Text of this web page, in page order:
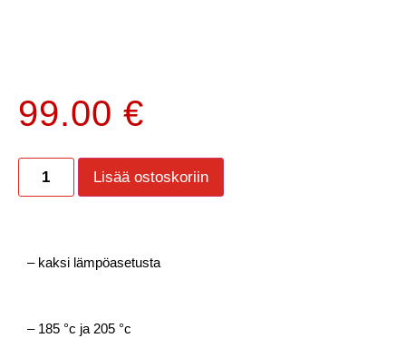
99.00 €
Lisää ostoskoriin
– kaksi lämpöasetusta
– 185 °c ja 205 °c